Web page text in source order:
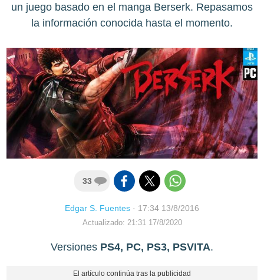
un juego basado en el manga Berserk. Repasamos
la información conocida hasta el momento.
33
Edgar S. Fuentes · 17:34 13/8/2016
Actualizado: 21:31 17/8/2020
Versiones PS4, PC, PS3, PSVITA.